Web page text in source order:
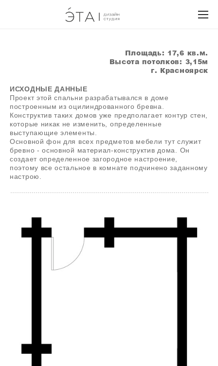
Площадь: 17,6 кв.м.
Высота потолков: 3,15м
г. Красноярск
ИСХОДНЫЕ ДАННЫЕ
Проект этой спальни разрабатывался в доме
построенным из оцилиндрованного бревна.
Конструктив таких домов уже предполагает контур стен,
которые никак не изменить, определенные
выступающие элементы.
Основной фон для всех предметов мебели тут служит
бревно - основной материал-конструктив дома. Он
создает определенное загородное настроение,
поэтому все остальное в комнате подчинено заданному
настрою.